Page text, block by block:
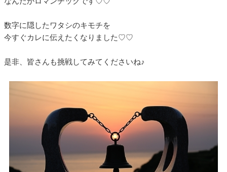
数字に隠したワタシのキモチを
今すぐカレに伝えたくなりました♡♡
是非、皆さんも挑戦してみてくださいね♪